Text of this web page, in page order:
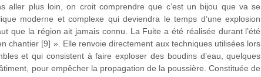
aller plus loin, on croit comprendre que c’est un bijou que va se
moderne et complexe qui deviendra le temps d’une explosion
que la région ait jamais connu. La Fuite a été réalisée durant l’été
chantier [9] ». Elle renvoie directement aux techniques utilisées lors
et qui consistent à faire exploser des boudins d’eau, quelques
pour empêcher la propagation de la poussière. Constituée de